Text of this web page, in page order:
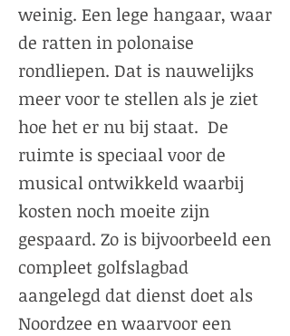
weinig. Een lege hangaar, waar
de ratten in polonaise
rondliepen. Dat is nauwelijks
meer voor te stellen als je ziet
hoe het er nu bij staat. De
ruimte is speciaal voor de
musical ontwikkeld waarbij
kosten noch moeite zijn
gespaard. Zo is bijvoorbeeld een
compleet golfslagbad
aangelegd dat dienst doet als
Noordzee en waarvoor een